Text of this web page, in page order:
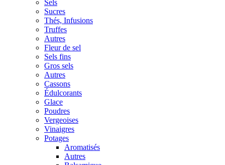
Sels
Sucres
Thés, Infusions
Truffes
Autres
Fleur de sel
Sels fins
Gros sels
Autres
Cassons
Édulcorants
Glace
Poudres
Vergeoises
Vinaigres
Potages
Aromatisés
Autres